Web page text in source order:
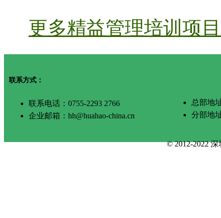
更多精益管理培训项
联系方式：
联系电话：0755-2293 2766
企业邮箱：hh@huahao-china.cn
总部地
分部地
© 2012-2022